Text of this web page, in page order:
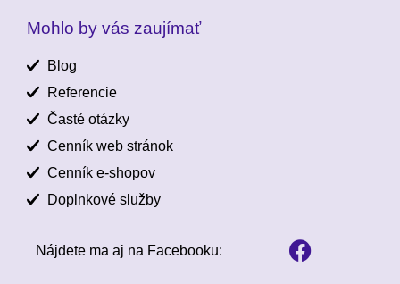
Mohlo by vás zaujímať
Blog
Referencie
Časté otázky
Cenník web stránok
Cenník e-shopov
Doplnkové služby
Nájdete ma aj na Facebooku: